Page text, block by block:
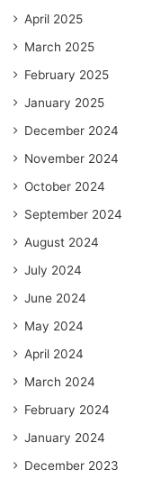
April 2025
March 2025
February 2025
January 2025
December 2024
November 2024
October 2024
September 2024
August 2024
July 2024
June 2024
May 2024
April 2024
March 2024
February 2024
January 2024
December 2023